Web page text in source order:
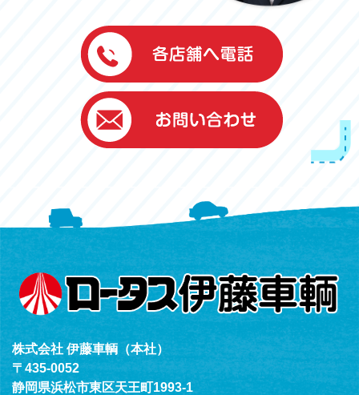
伊藤車輌（本社）
050-5851-0337
グッドワン浜松
050-5851-0338
浜北店
050-5851-0339
（年中無休24h対応）
株式会社 伊藤車輌（本社）
〒435-0052
静岡県浜松市東区天王町1993-1